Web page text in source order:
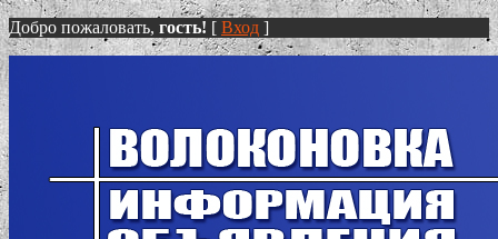
Добро пожаловать, гость! [ Вход ]